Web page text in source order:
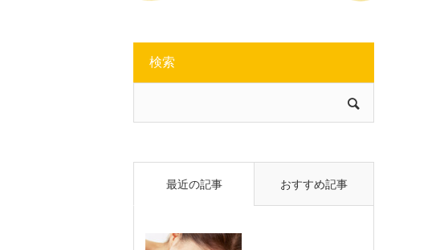
検索
最近の記事 おすすめ記事